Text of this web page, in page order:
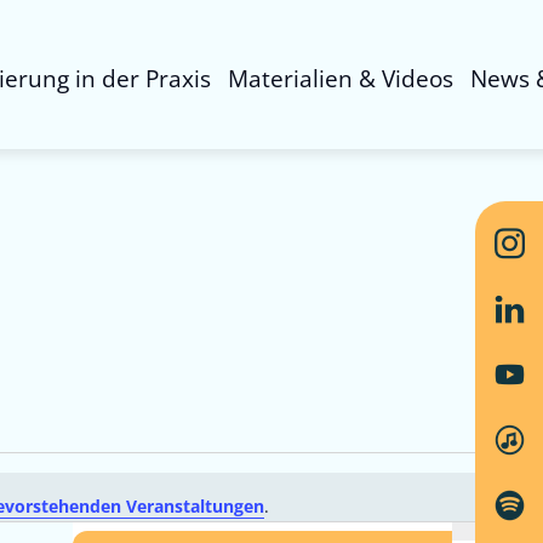
in der Praxis Materialien & Videos News
Veranstaltungen.